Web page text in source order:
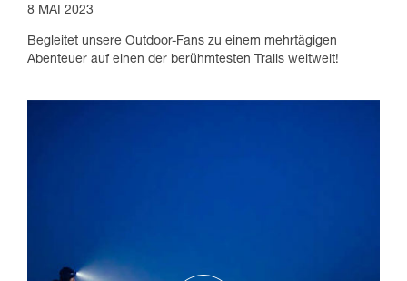
8 MAI 2023
Begleitet unsere Outdoor-Fans zu einem mehrtägigen
Abenteuer auf einen der berühmtesten Trails weltweit!